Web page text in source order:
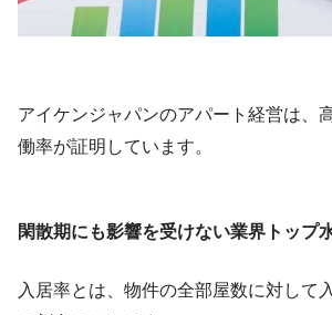
アイケンジャパンのアパート経営は、
働率が証明しています。
閑散期にも影響を受けない業界トップ
入居率とは、物件の全部屋数に対して